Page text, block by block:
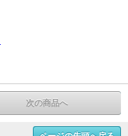
次の商品へ